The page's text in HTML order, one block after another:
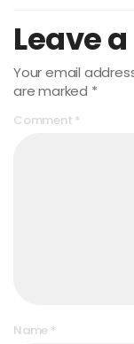
Leave
Your email
are marked *
Comment *
Name *